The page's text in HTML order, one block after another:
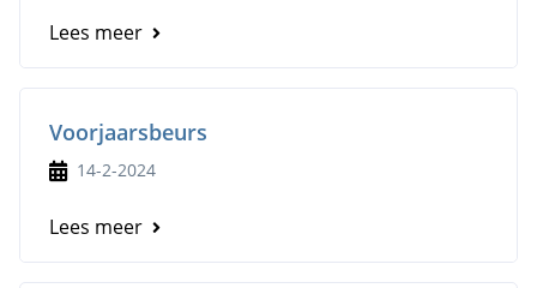
Lees meer
Voorjaarsbeurs
14-2-2024
Lees meer